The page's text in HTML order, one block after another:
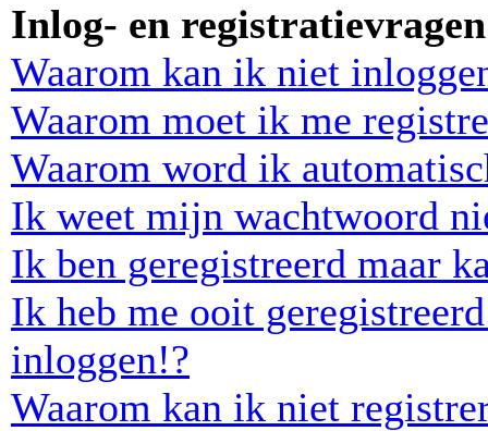
Inlog- en registratievragen
Waarom kan ik niet
Waarom moet ik me
Waarom word ik
Ik weet mijn wachtwoord
Ik ben geregistreerd maar
Ik heb me ooit
inloggen!?
Waarom kan ik niet